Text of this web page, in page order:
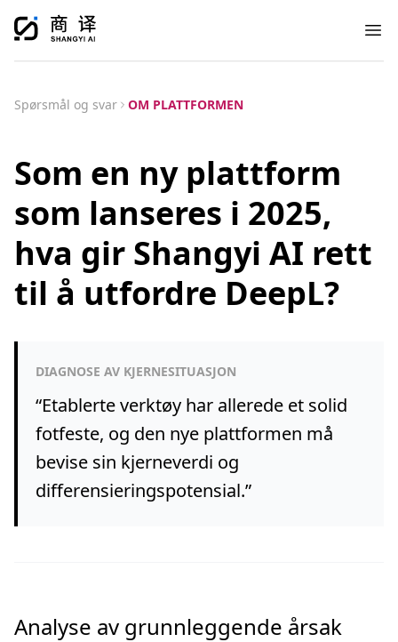
Spørsmål og svar OM PLATTFORMEN
Som en ny plattform
som lanseres i 2025,
hva gir Shangyi AI rett
til å utfordre DeepL?
DIAGNOSE AV KJERNESITUASJON
“Etablerte verktøy har allerede et solid
fotfeste, og den nye plattformen må
bevise sin kjerneverdi og
differensieringspotensial.”
Analyse av grunnleggende årsak